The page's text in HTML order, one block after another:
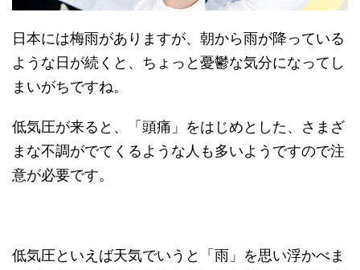
日本には梅雨がありますが、朝から雨が降っている
ような日が続くと、ちょっと憂鬱な気分になってし
まいがちですね。
低気圧が来ると、「頭痛」をはじめとした、さまざ
まな不調がでてくるような人も多いようですので注
意が必要です。
低気圧といえば天気でいうと「雨」を思い浮かべま